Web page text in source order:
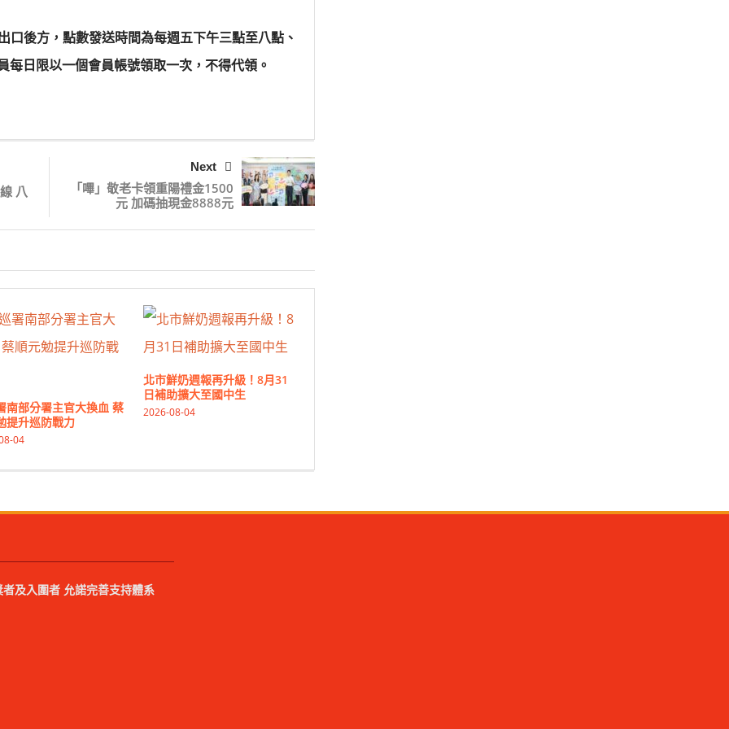
口後方，點數發送時間為每週五下午三點至八點、
每日限以一個會員帳號領取一次，不得代領。
八
Next
「嗶」敬老卡領重陽禮金1500
元 加碼抽現金8888元
南部分署主官大換血 蔡
提升巡防戰力
04
北市鮮奶週報再升級！8月31
日補助擴大至國中生
2026-08-04
及入圍者 允諾完善支持體系